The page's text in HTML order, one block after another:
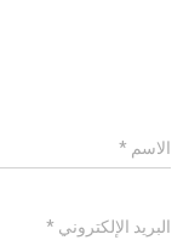
الاسم *
البريد الإلكتروني *